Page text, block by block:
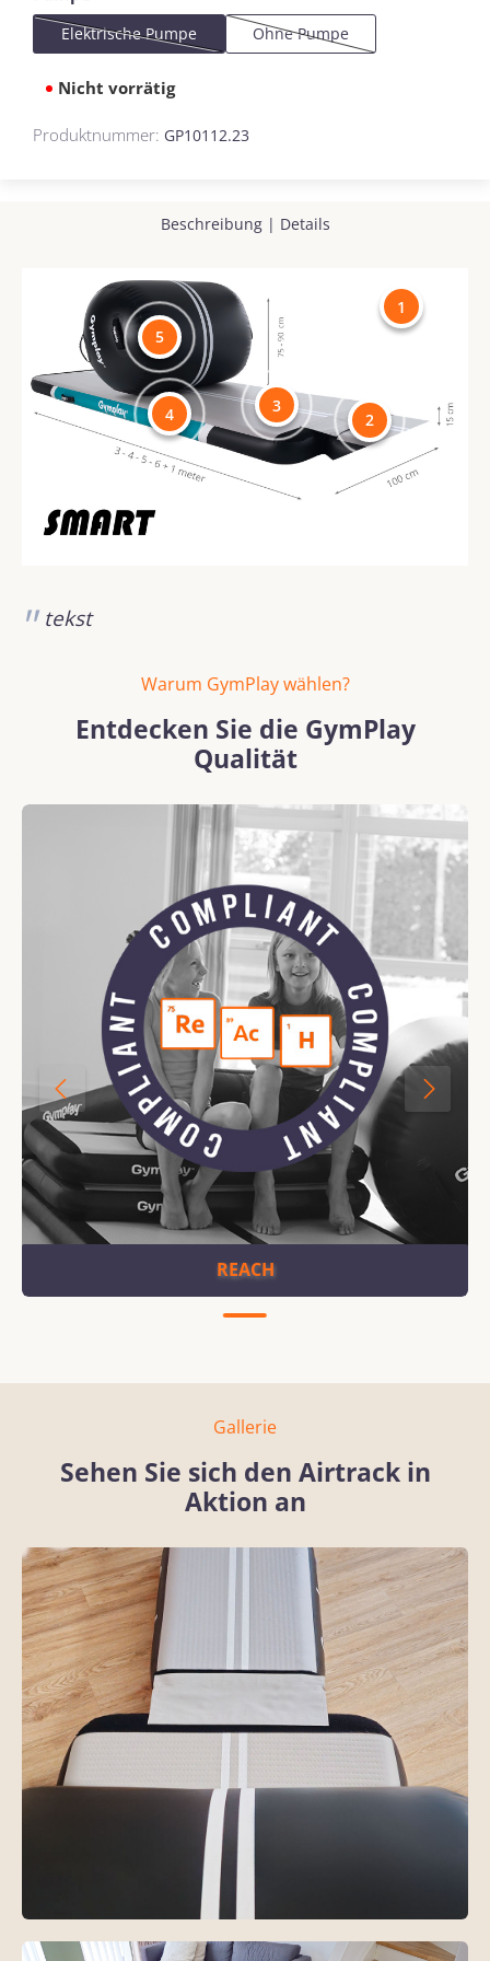
Elektrische Pumpe
(Diese Option ist zurzeit nicht verfügbar.)
Ohne Pumpe
(Diese Option ist zurzeit nicht
Nicht vorrätig
Produktnummer: GP10112.23
Beschreibung| Details
1
2
3
4
5
tekst
Warum GymPlay wählen?
Entdecken Sie die GymPlay
Qualität
Bildergalerie überspringen
REACH
REACH
Gallerie
Sehen Sie sich den Airtrack in
Aktion an